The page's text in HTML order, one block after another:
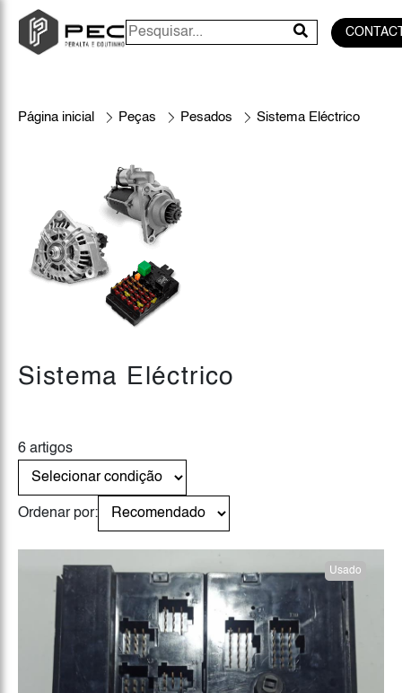
Página inicial Peças Pesados Sistema Eléctrico
Sistema Eléctrico
6 artigos
Ordenar por:
Usado